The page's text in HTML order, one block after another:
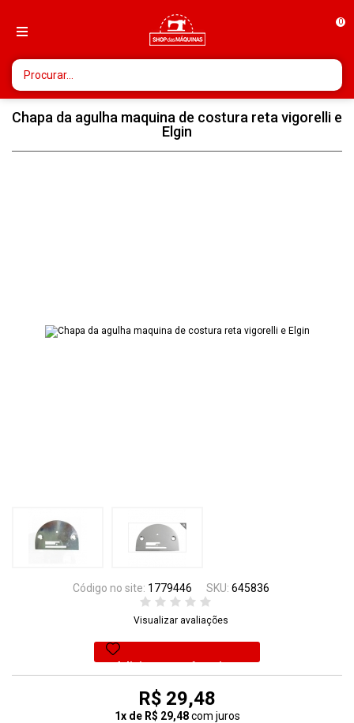
0
Chapa da agulha maquina de costura reta vigorelli e
Elgin
Código no site: 1779446 SKU: 645836
Visualizar avaliações
Adicionar aos favoritos
R$ 29,48
1x de R$ 29,48 com juros